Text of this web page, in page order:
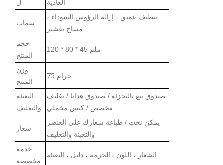
ل
العادية
سمات
تنظيف عميق ، إزالة الرؤوس السوداء ،
مساج تقشير
حجم
المنتج
120 * 80 * 45 ملم
وزن
المنتج
75 جرام
التعبئة
والتغليف
صندوق بيع بالتجزئة / صندوق هدايا / تغليف
مخصص / كيس مخملي
شعار
يمكن نحت / طباعة شعارك على العنصر
والتعبئة والتغليف
خدمة
مخصصة
الشعار ، اللون ، الحزمة ، دليل ، التعبئة